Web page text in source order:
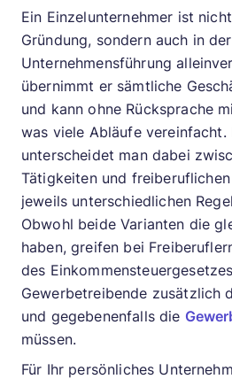
Ein Einzelunternehmer ist
Gründung, sondern auch in
Unternehmensführung
übernimmt er sämtliche
und kann ohne Rücksprache
was viele Abläufe vereinfacht.
unterscheidet man dabei
Tätigkeiten und
jeweils unterschiedlichen
Obwohl beide Varianten die
haben, greifen bei
des
Gewerbetreibende zusätzlich
und gegebenenfalls die
müssen.
Für Ihr persönliches